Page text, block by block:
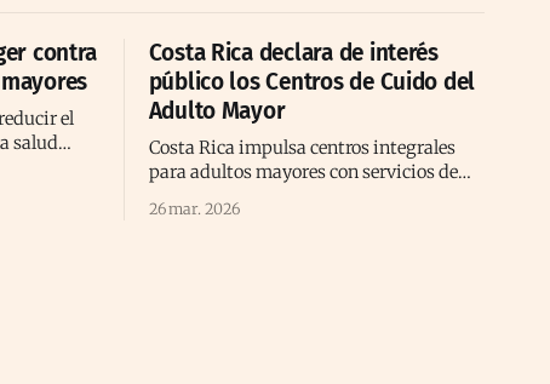
contra
el
salud
Costa Rica declara de interés
público los Centros de Cuido del
Adulto Mayor
Costa Rica impulsa centros integrales
para adultos mayores con servicios de
territorio nacional.
26 mar. 2026